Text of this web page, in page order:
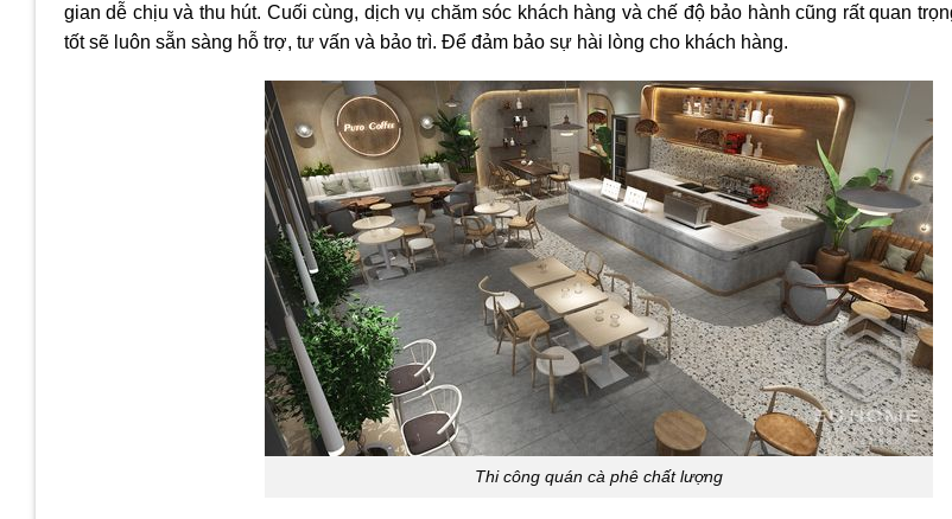
gian dễ chịu và thu hút. Cuối cùng, dịch vụ chăm sóc khách hàng và chế độ bảo hành cũng rất quan
tốt sẽ luôn sẵn sàng hỗ trợ, tư vấn và bảo trì. Để đảm bảo sự hài lòng cho khách hàng.
Thi công quán cà phê chất lượng